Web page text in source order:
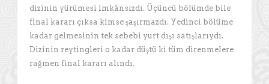
dizinin yürümesi imkânsızdı. Üçüncü bölümde bile
final kararı çıksa kimse şaşırmazdı. Yedinci bölüme
kadar gelmesinin tek sebebi yurt dışı satışlarıydı.
Dizinin reytingleri o kadar düştü ki tüm direnmelere
rağmen final kararı alındı.